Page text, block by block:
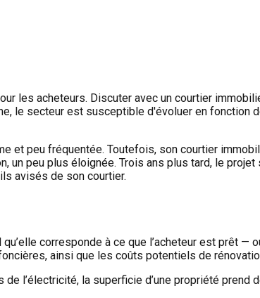
les acheteurs. Discuter avec un courtier
le secteur est susceptible d'évoluer en fonction
et peu fréquentée. Toutefois, son courtier
un peu plus éloignée. Trois ans plus tard, le
avisés de son courtier.
corresponde à ce que l’acheteur est prêt —
ainsi que les coûts potentiels de
l’électricité, la superficie d’une propriété prend